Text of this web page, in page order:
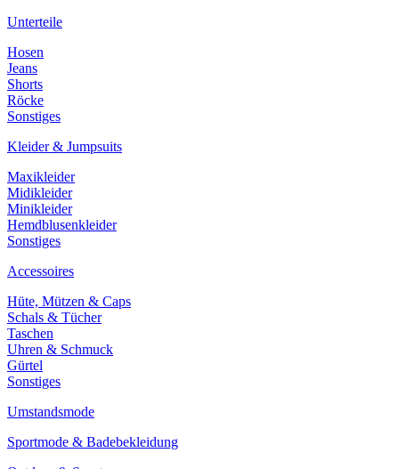
Unterteile
Hosen
Jeans
Shorts
Röcke
Sonstiges
Kleider & Jumpsuits
Maxikleider
Midikleider
Minikleider
Hemdblusenkleider
Sonstiges
Accessoires
Hüte, Mützen & Caps
Schals & Tücher
Taschen
Uhren & Schmuck
Gürtel
Sonstiges
Umstandsmode
Sportmode & Badebekleidung